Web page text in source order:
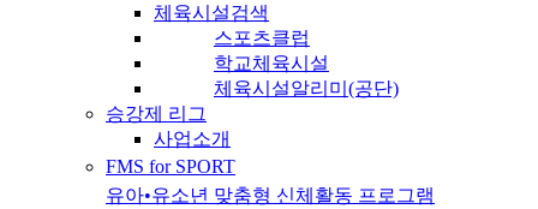
체육시설검색
스포츠클럽
학교체육시설
체육시설알리미(공단)
승강제 리그
사업소개
FMS for SPORT
유아•유소년 맞춤형 신체활동 프로그램